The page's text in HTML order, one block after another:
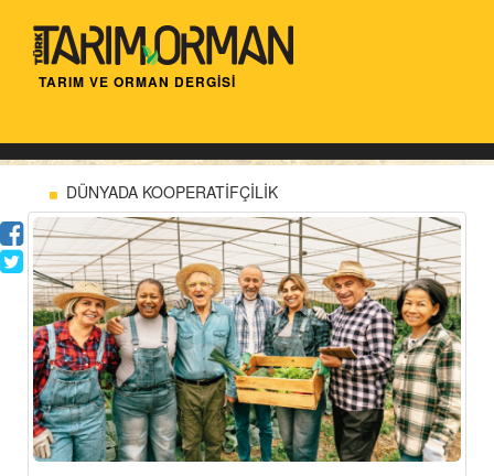
TARIM VE ORMAN DERGİSİ
DÜNYADA KOOPERATİFÇİLİK